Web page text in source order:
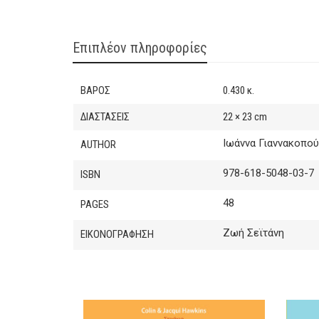
Επιπλέον πληροφορίες
ΒΆΡΟΣ 0.430 κ.
ΔΙΑΣΤΆΣΕΙΣ 22 × 23 cm
AUTHOR Iωάννα
ISBN 978-618-5048-03-7
PAGES 48
ΕΙΚΟΝΟΓΡΑΦΗΣΗ Ζωή Σεϊτάνη